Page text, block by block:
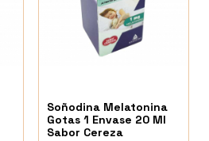
Soñodina Melatonina
Gotas 1 Envase 20 Ml
Sabor Cereza